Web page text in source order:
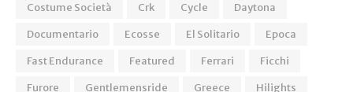
Costume Società
Crk Cycle
Daytona
Documentario
Ecosse El Solitario
Epoca
Fast Endurance
Featured Ferrari
Ficchi
Furore
Gentlemensride Greece
Hilights